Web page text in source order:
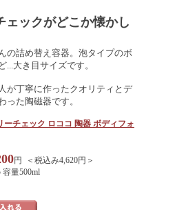
ェックがどこか懐かし
の詰め替え容器。泡タイプのボ
...大き目サイズです。
が丁寧に作ったクオリティとデ
った陶磁器です。
ーチェック ロココ 陶器 ボディフォ
円 ＜税込み4,620円＞
容量500ml